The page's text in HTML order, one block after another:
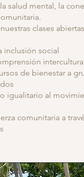
salud mental, la
clases
inclusión social
de bienestar a
igualitario al
comunitaria a